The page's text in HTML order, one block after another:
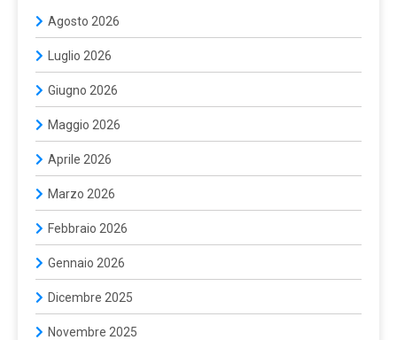
Agosto 2026
Luglio 2026
Giugno 2026
Maggio 2026
Aprile 2026
Marzo 2026
Febbraio 2026
Gennaio 2026
Dicembre 2025
Novembre 2025